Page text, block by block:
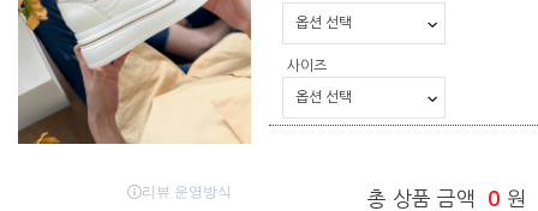
사이즈
총 상품 금액 0 원